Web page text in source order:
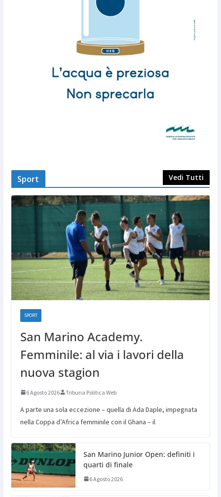
Sport Vedi Tutti
SPORT
San Marino Academy.
Femminile: al via i lavori della
nuova stagion
6 Agosto 2026 Tribuna Politica Web
A parte una sola eccezione – quella di Ada Daple, impegnata
nella Coppa d’Africa femminile con il Ghana – il
San Marino Junior Open: definiti i
quarti di finale
6 Agosto 2026